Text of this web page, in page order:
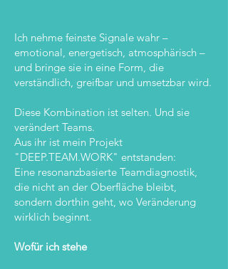
Ich nehme feinste Signale wahr –
emotional, energetisch, atmosphärisch –
und bringe sie in eine Form, die
verständlich, greifbar und umsetzbar wird.
Diese Kombination ist selten. Und sie
verändert Teams.
Aus ihr ist mein Projekt
"DEEP.TEAM.WORK" entstanden:
Eine resonanzbasierte Teamdiagnostik,
die nicht an der Oberfläche bleibt,
sondern dorthin geht, wo Veränderung
wirklich beginnt.
Wofür ich stehe